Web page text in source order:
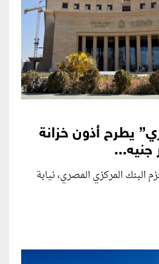
يطرح أذون خزانة
المركزي المصري، نيابة